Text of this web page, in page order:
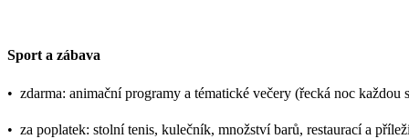
Sport a zábava
• zdarma: animační programy a tématické večery (řecká noc každou
• za poplatek: stolní tenis, kulečník, množství barů, restaurací a